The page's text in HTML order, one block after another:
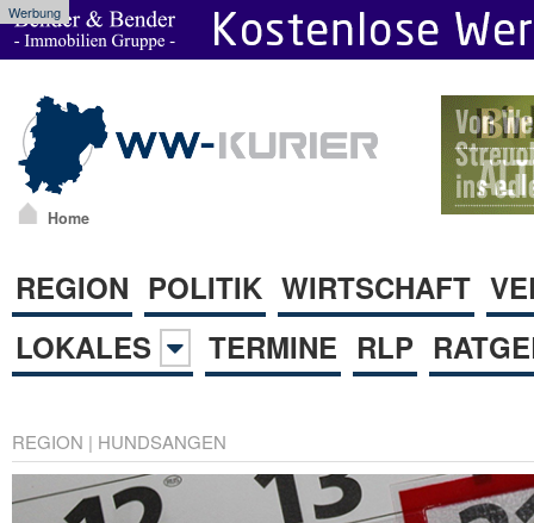
Werbung
Home
REGION POLITIK WIRTSCHAFT
LOKALES
TERMINE RLP
REGION | HUNDSANGEN